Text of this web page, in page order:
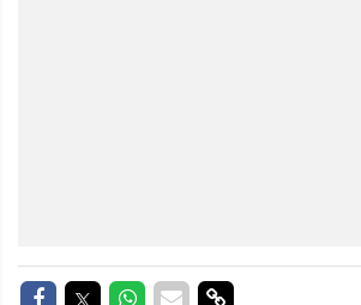
Delen op Facebook
Delen op Twitter
Delen op Whatsapp
Delen via Mail
Delen via link